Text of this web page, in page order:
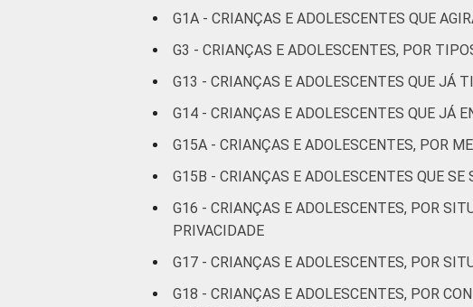
RENDA FAMILIAR
G1A - CRIANÇAS E ADOLESCENTES QUE
G3 - CRIANÇAS E ADOLESCENTES, POR
G13 - CRIANÇAS E ADOLESCENTES QUE JÁ
G14 - CRIANÇAS E ADOLESCENTES QUE JÁ
G15A - CRIANÇAS E ADOLESCENTES, POR
G15B - CRIANÇAS E ADOLESCENTES QUE
G16 - CRIANÇAS E ADOLESCENTES, POR
PRIVACIDADE
G17 - CRIANÇAS E ADOLESCENTES, POR
G18 - CRIANÇAS E ADOLESCENTES, POR